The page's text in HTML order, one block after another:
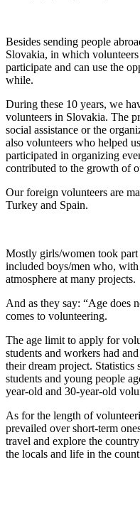
Besides sending people
Slovakia, in which
participate and can use the
while.
During these 10 years, we
volunteers in Slovakia. The
social assistance or the
also volunteers who helped
participated in organizing
contributed to the growth of
Our foreign volunteers are
Turkey and Spain.
Mostly girls/women took part
included boys/men who,
atmosphere at many projects.
And as they say: “Age does
comes to volunteering.
The age limit to apply for
students and workers had
their dream project.
students and young people
year-old and 30-year-old
As for the length of
prevailed over short-term
travel and explore the
the locals and life in the